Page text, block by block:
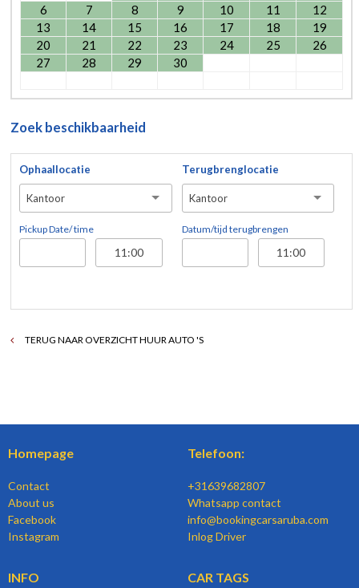
6
7 8 9 10 11
12
13
14 15 16 17 18
19
20
21 22 23 24 25
26
27
28 29 30
Zoek beschikbaarheid
Ophaallocatie
Kantoor
Pickup Date/ time
Terugbrenglocatie
Kantoor
Datum/tijd terugbrengen
TERUG NAAR OVERZICHT HUUR AUTO 'S
Homepage
Contact
About us
Facebook
Instagram
Telefoon:
+31639682807
Whatsapp contact
info@bookingcarsaruba.com
Inlog Driver
INFO CAR TAGS